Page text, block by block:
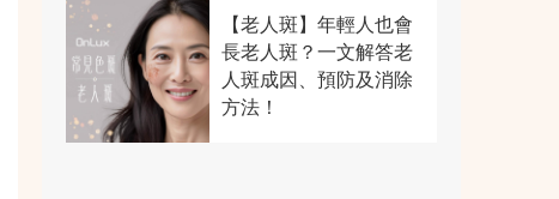
【老人斑】年輕人也會
長老人斑？一文解答老
人斑成因、預防及消除
方法！